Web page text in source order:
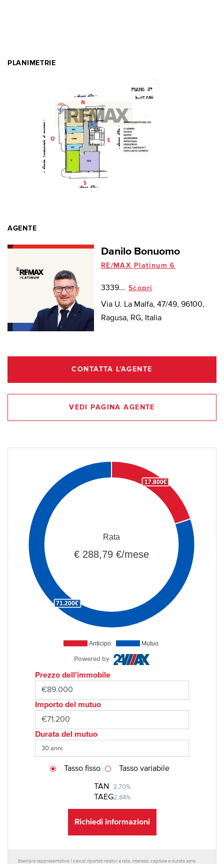
PLANIMETRIE
AGENTE
Danilo Bonuomo
RE/MAX Platinum 6
3339... Scopri
Via U. La Malfa, 47/49, 96100,
Ragusa, RG, Italia
CONTATTA L'AGENTE
VEDI PAGINA AGENTE
Anticipo Mutuo
17.800€
71.200€
Rata
€ 288,79 €/mese
Powered by
Prezzo dell'immobile
Importo del mutuo
Durata del mutuo
TAN 2,70%
TAEG2,84%
Tasso fisso Tasso variabile
Richiedi informazioni
Esempio rappresentativo: I calcoli riportati relativi a rate, interessi, capitale e durata sono